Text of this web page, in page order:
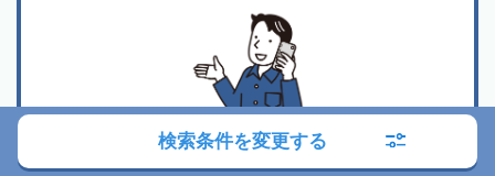
検索条件を変更する